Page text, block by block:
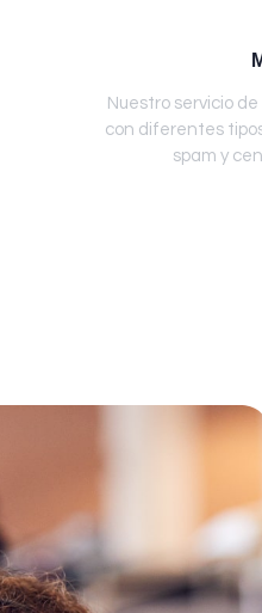
Nuestro servicio
con diferentes
spam y